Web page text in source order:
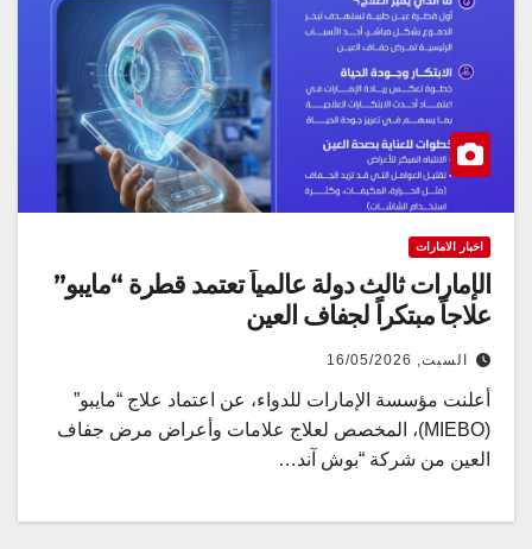
اخبار الامارات
الإمارات ثالث دولة عالمياً تعتمد قطرة “مايبو”
علاجاً مبتكراً لجفاف العين
السبت, 16/05/2026
أعلنت مؤسسة الإمارات للدواء، عن اعتماد علاج “مايبو”
(MIEBO)، المخصص لعلاج علامات وأعراض مرض جفاف
العين من شركة “بوش آند…